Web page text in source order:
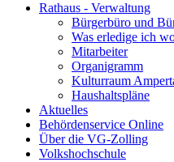
Rathaus - Verwaltung
Bürgerbüro und
Was erledige ich
Mitarbeiter
Organigramm
Kulturraum
Haushaltspläne
Aktuelles
Behördenservice Online
Über die VG-Zolling
Volkshochschule